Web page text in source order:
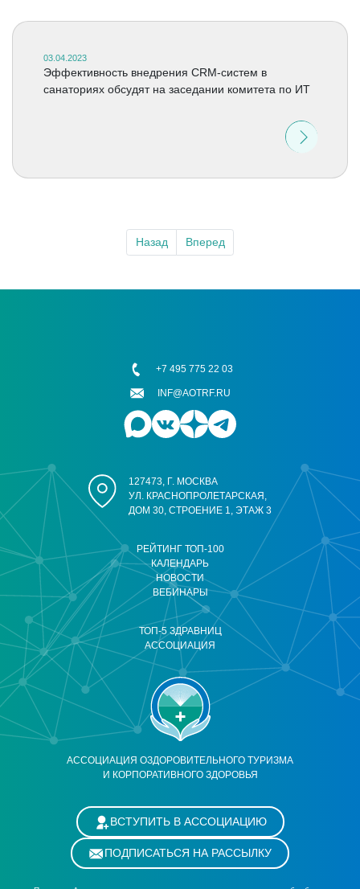
03.04.2023
Эффективность внедрения CRM-систем в
санаториях обсудят на заседании комитета по ИТ
Назад Вперед
АССОЦИАЦИЯ ОЗДОРОВИТЕЛЬНОГО ТУРИЗМА
И КОРПОРАТИВНОГО ЗДОРОВЬЯ
РЕЙТИНГ ТОП-100
КАЛЕНДАРЬ
НОВОСТИ
ВЕБИНАРЫ
ТОП-5 ЗДРАВНИЦ
АССОЦИАЦИЯ
127473, Г. МОСКВА
УЛ. КРАСНОПРОЛЕТАРСКАЯ,
ДОМ 30, СТРОЕНИЕ 1, ЭТАЖ 3
+7 495 775 22 03
INF@AOTRF.RU
ВСТУПИТЬ В АССОЦИАЦИЮ
ПОДПИСАТЬСЯ НА РАССЫЛКУ